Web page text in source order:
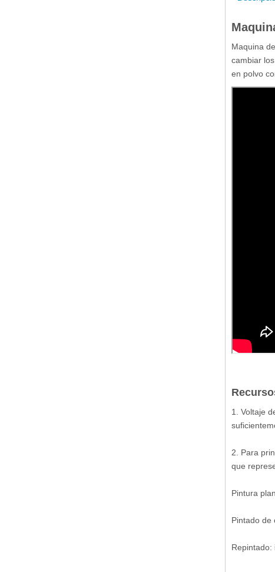
Maquina
cambiar
en polvo
1. Voltaje
2. Para
que
Pintura
Pintado de
Repintado: